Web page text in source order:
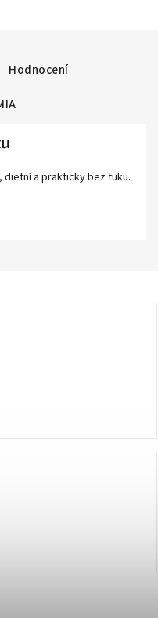
Hodnocení
dietní a prakticky bez tuku.